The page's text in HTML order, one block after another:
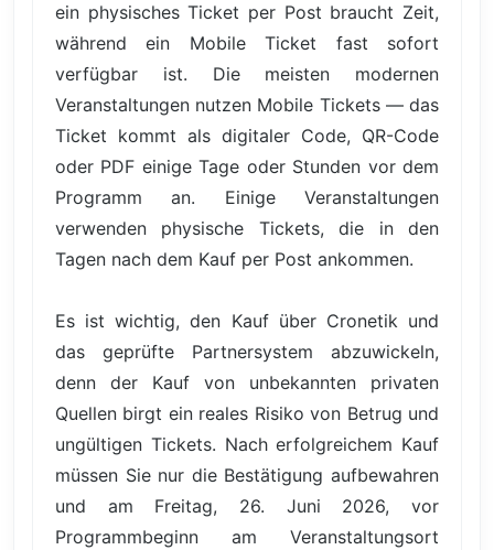
ein physisches Ticket per Post braucht Zeit,
während ein Mobile Ticket fast sofort
verfügbar ist. Die meisten modernen
Veranstaltungen nutzen Mobile Tickets — das
Ticket kommt als digitaler Code, QR-Code
oder PDF einige Tage oder Stunden vor dem
Programm an. Einige Veranstaltungen
verwenden physische Tickets, die in den
Tagen nach dem Kauf per Post ankommen.
Es ist wichtig, den Kauf über Cronetik und
das geprüfte Partnersystem abzuwickeln,
denn der Kauf von unbekannten privaten
Quellen birgt ein reales Risiko von Betrug und
ungültigen Tickets. Nach erfolgreichem Kauf
müssen Sie nur die Bestätigung aufbewahren
und am Freitag, 26. Juni 2026, vor
Programmbeginn am Veranstaltungsort